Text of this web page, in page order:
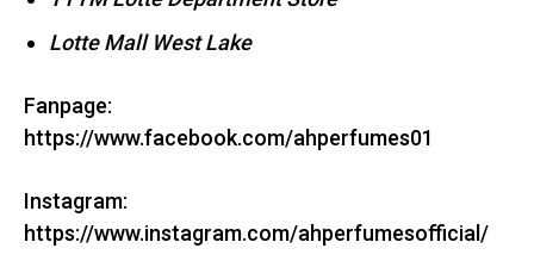
Lotte Mall West Lake
Fanpage:
https://www.facebook.com/ahperfumes01
Instagram:
https://www.instagram.com/ahperfumesofficial/